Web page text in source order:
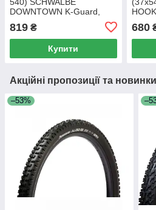
DOWNTOWN K-Guard,
2Grip GRC 50EPI
819 ₴
Купити
для
680
Акційні пропозиції та новинки
–53%